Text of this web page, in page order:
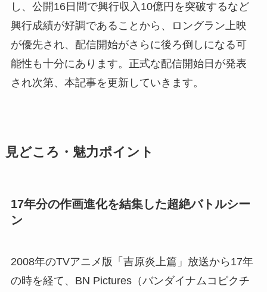
し、公開16日間で興行収入10億円を突破するなど
興行成績が好調であることから、ロングラン上映
が優先され、配信開始がさらに後ろ倒しになる可
能性も十分にあります。正式な配信開始日が発表
され次第、本記事を更新していきます。
見どころ・魅力ポイント
17年分の作画進化を結集した超絶バトルシー
ン
2008年のTVアニメ版「吉原炎上篇」放送から17年
の時を経て、BN Pictures（バンダイナムコピクチ